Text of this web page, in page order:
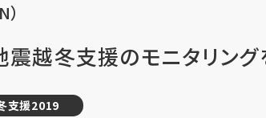
震越冬支援のモニタリン
支援2019